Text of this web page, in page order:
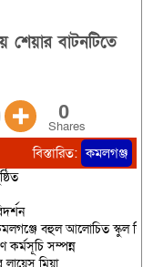
শেয়ার বাটনটিতে
0
Shares
বিস্তারিত: কমলগঞ্জ
বহুল আলোচিত স্কুল
কর্মসূচি সম্পন্ন